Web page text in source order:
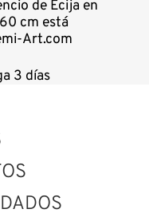
de Écija en
cm está
Art.com
3 días